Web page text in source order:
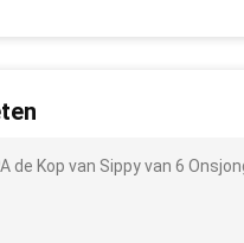
de Kop van Sippy van 6